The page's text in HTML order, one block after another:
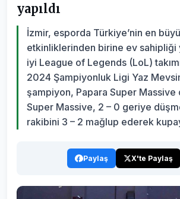
yapıldı
İzmir, esporda Türkiye’nin en
etkinliklerinden birine ev sahipliği
iyi League of Legends (LoL)
2024 Şampiyonluk Ligi Yaz
şampiyon, Papara Super Massive
Super Massive, 2 – 0 geriye
rakibini 3 – 2 mağlup ederek
Paylaş X'te Paylaş